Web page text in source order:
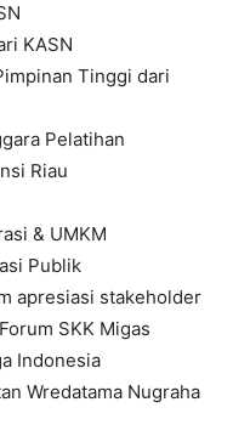
KASN
Tinggi dari
Pelatihan
Riau
& UMKM
Publik
apresiasi stakeholder
SKK Migas
Indonesia
Wredatama Nugraha